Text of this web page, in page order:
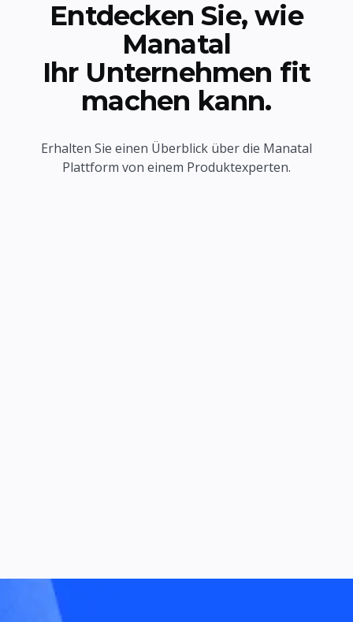
Entdecken Sie, wie
Manatal
Ihr Unternehmen fit
machen kann.
Erhalten Sie einen Überblick über die Manatal
Plattform von einem Produktexperten.